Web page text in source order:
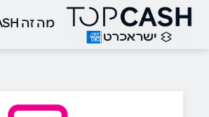
מה זה TOPCASH?